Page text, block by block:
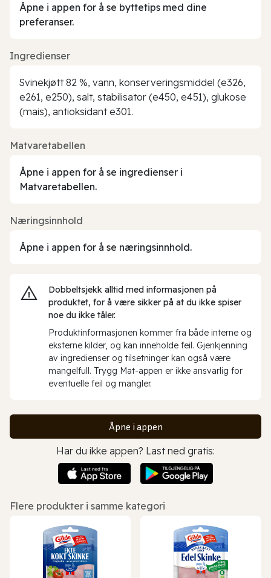
Åpne i appen for å se byttetips med dine
preferanser.
Ingredienser
Svinekjøtt 82 %, vann, konserveringsmiddel (e326,
e261, e250), salt, stabilisator (e450, e451), glukose
(mais), antioksidant e301.
Matvaretabellen
Åpne i appen for å se ingredienser i
Matvaretabellen.
Næringsinnhold
Åpne i appen for å se næringsinnhold.
Dobbeltsjekk alltid med informasjonen på
produktet, for å være sikker på at du ikke spiser
noe du ikke tåler.
Produktinformasjonen kommer fra både interne og
eksterne kilder, og kan inneholde feil. Gjenkjenning
av ingredienser og tilsetninger kan også være
mangelfull. Trygg Mat-appen er ikke ansvarlig for
eventuelle feil og mangler.
Åpne i appen
Har du ikke appen? Last ned gratis:
Flere produkter i samme kategori